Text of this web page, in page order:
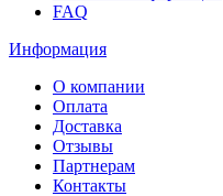
FAQ
Информация
О компании
Оплата
Доставка
Отзывы
Партнерам
Контакты